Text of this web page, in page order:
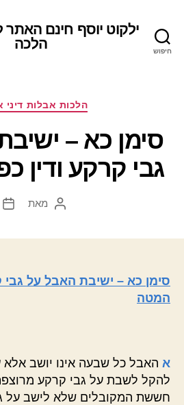
חיפוש
ילקוט יוסף חינם
הלכה
הלכות אבלות דיני
סימן כא –
גבי קרקע ודין
המחבר
מאת
סימן כא – ישיבת האבל על גבי
המטה
א האבל כל שבעה אינו יושב אלא
להקל לשבת על גבי קרקע
חששת המקובלים שלא לישב על